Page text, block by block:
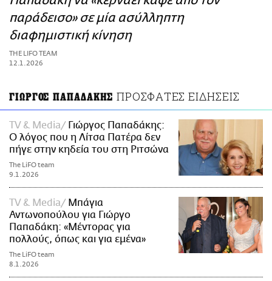
ΑΜΠΑ
PRINT
παράδεισο» σε μία ασύλληπτη
διαφημιστική κίνηση
THE LIFO TEAM
12.1.2026
ΓΙΩΡΓΟΣ ΠΑΠΑΔΑΚΗΣ ΠΡΟΣΦΑΤΕΣ ΕΙΔΗΣΕΙΣ
TV & Media
Γιώργος Παπαδάκης:
Ο λόγος που η Λίτσα Πατέρα δεν
πήγε στην κηδεία του στη Ριτσώνα
The LiFO team
9.1.2026
TV & Media
Μπάγια
Αντωνοπούλου για Γιώργο
Παπαδάκη: «Μέντορας για
πολλούς, όπως και για εμένα»
The LiFO team
8.1.2026